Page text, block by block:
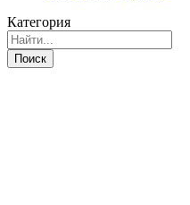
Категория
Поиск